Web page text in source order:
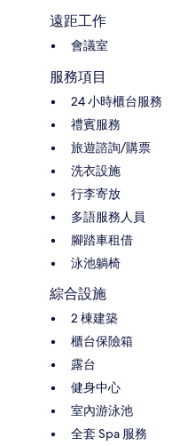
遠距工作
會議室
服務項目
24 小時櫃台服務
禮賓服務
旅遊諮詢/購票
洗衣設施
行李寄放
多語服務人員
腳踏車租借
泳池躺椅
綜合設施
2 棟建築
櫃台保險箱
露台
健身中心
室內游泳池
全套 Spa 服務